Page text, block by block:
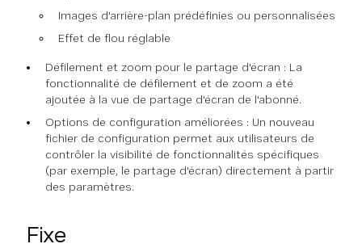
Images d'arrière-plan prédéfinies ou personnalisées
Effet de flou réglable
Défilement et zoom pour le partage d'écran : La
fonctionnalité de défilement et de zoom a été
ajoutée à la vue de partage d'écran de l'abonné.
Options de configuration améliorées : Un nouveau
fichier de configuration permet aux utilisateurs de
contrôler la visibilité de fonctionnalités spécifiques
(par exemple, le partage d'écran) directement à partir
des paramètres.
Fixe